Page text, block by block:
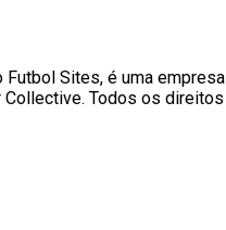
Futbol Sites, é uma empresa
Todos os direitos